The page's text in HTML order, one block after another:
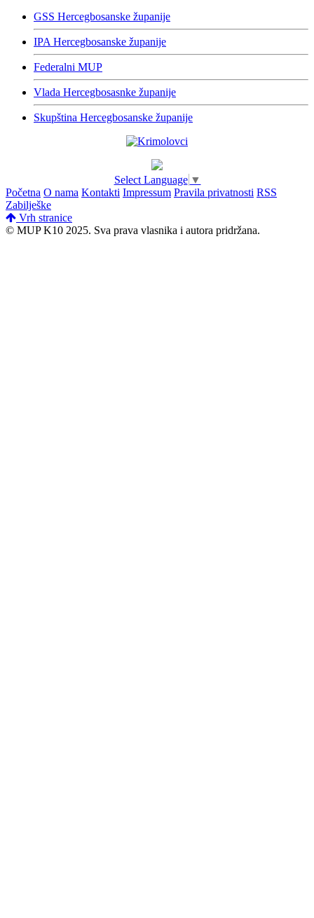
GSS Hercegbosanske županije
IPA Hercegbosanske županije
Federalni MUP
Vlada Hercegbosasnke županije
Skupština Hercegbosanske županije
Select Language ▼
Početna O nama Kontakti Impressum Pravila privatnosti RSS
Zabilješke
Vrh stranice
© MUP K10 2025. Sva prava vlasnika i autora pridržana.